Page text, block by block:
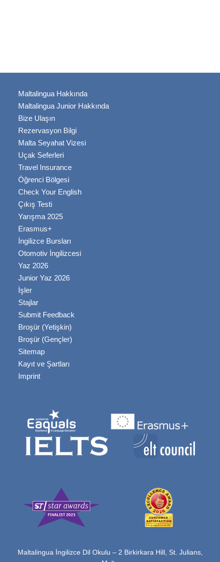
Maltalingua Hakkında
Maltalingua Junior Hakkında
Bize Ulaşın
Rezervasyon Bilgi
Malta Seyahat Vizesi
Uçak Seferleri
Travel Insurance
Öğrenci Bölgesi
Check Your English
Çıkış Testi
Yarışma 2025
Erasmus+
İngilizce Bursları
Otomotiv İngilizcesi
Yaz 2026
Junior Yaz 2026
İşler
Stajlar
Submit Feedback
Broşür (Yetişkin)
Broşür (Gençler)
Sitemap
Kayıt ve Şartları
Imprint
Maltalingua İngilizce Dil Okulu – 2 Birkirkara Hill, St. Julians,